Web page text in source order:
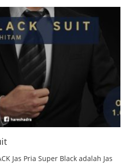
Jas Pria Super Black adalah Jas